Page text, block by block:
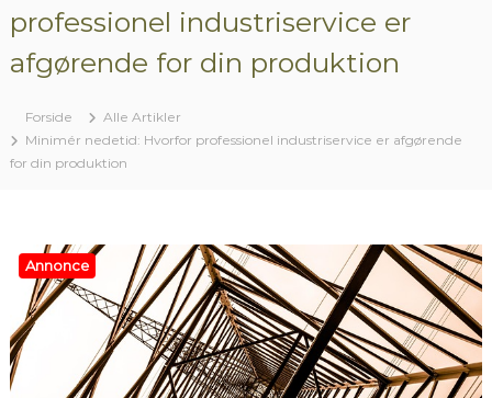
professionel industriservice er
afgørende for din produktion
Forside
Alle Artikler
Minimér nedetid: Hvorfor professionel industriservice er afgørende
for din produktion
Annonce